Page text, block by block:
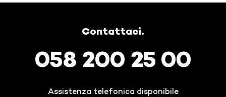
Contattaci.
058 200 25 00
Assistenza telefonica disponibile